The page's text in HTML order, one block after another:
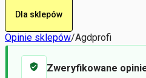
Dla sklepów
Opinie sklepów/Agdprofi
Zweryfikowane